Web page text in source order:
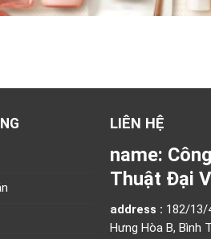
LIÊN HỆ
name:
Thuật Đại
address : 182/13/
Hưng Hòa B, Bình